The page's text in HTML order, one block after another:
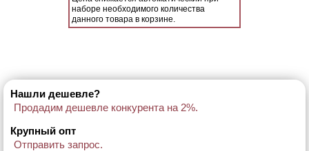
наборе необходимого количества
данного товара в корзине.
Нашли дешевле?
Продадим дешевле конкурента на 2%.
Крупный опт
Отправить запрос.